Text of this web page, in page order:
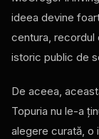
ideea devine
centura, recordul
istoric public de
De aceea,
Topuria nu le-a
alegere curată, o